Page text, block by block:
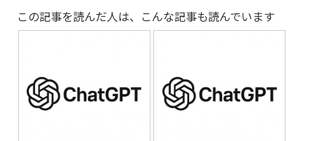
この記事を読んだ人は、こんな記事も読んでいます